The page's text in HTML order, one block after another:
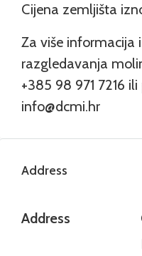
Cijena zemljišta
Za više informacija
razgledavanja
+385 98 971 7216
info@dcmi.hr
Address
Address